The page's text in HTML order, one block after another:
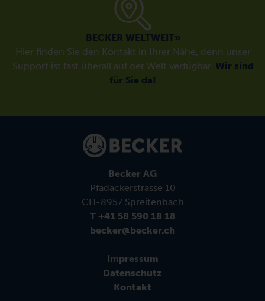
BECKER WELTWEIT»
Hier finden Sie den Kontakt in Ihrer Nähe, denn unser
Support ist fast überall auf der Welt verfügbar. Wir sind
für Sie da!
Becker AG
Pfadackerstrasse 10
CH-8957 Spreitenbach
T +41 58 590 18 18
becker@becker.ch
Impressum
Datenschutz
Kontakt